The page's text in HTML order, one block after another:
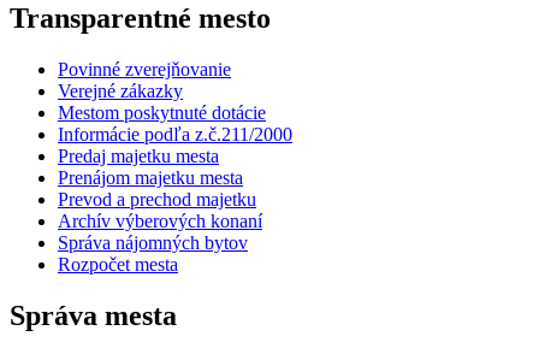
Transparentné mesto
Povinné zverejňovanie
Verejné zákazky
Mestom poskytnuté dotácie
Informácie podľa z.č.211/2000
Predaj majetku mesta
Prenájom majetku mesta
Prevod a prechod majetku
Archív výberových konaní
Správa nájomných bytov
Rozpočet mesta
Správa mesta